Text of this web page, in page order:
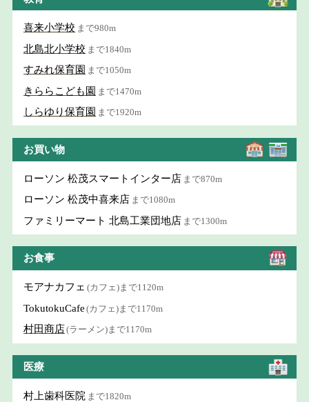
喜来小学校 まで980m
北島北小学校 まで1840m
すみれ保育園 まで1050m
きららこども園 まで1470m
しらゆり保育園 まで1920m
お買い物
ローソン 松茂スマートインター店 まで870m
ローソン 松茂中喜来店 まで1080m
ファミリーマート 北島工業団地店 まで1300m
お食事
モアナカフェ (カフェ)まで1120m
TokutokuCafe (カフェ)まで1170m
村田商店(ラーメン)まで1170m
医療
村上歯科医院 まで1820m